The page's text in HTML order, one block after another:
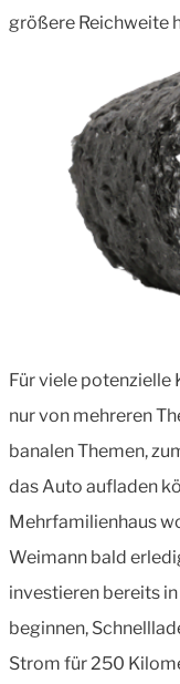
größere Reichweite
Für viele potenzielle
nur von mehreren
banalen Themen,
das Auto aufladen
Mehrfamilienhaus
Weimann bald
investieren bereits
beginnen,
Strom für 250